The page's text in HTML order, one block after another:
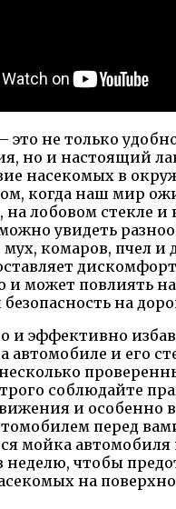
это не только
но и настоящий
насекомых в
когда наш мир
лобовом стекле и
увидеть
комаров, пчел и
и может повлиять на
на
и эффективно
автомобиле и его
соблюдайте
и особенно
перед
мойка автомобиля
неделю, чтобы
на